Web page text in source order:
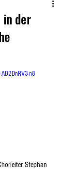
der
n8
Stephan